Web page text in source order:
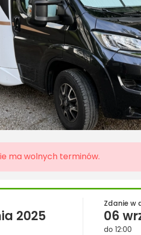
ma wolnych terminów.
2025
Zdanie w
06
do 12:00